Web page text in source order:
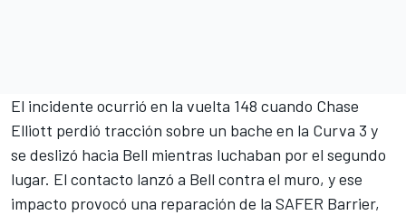
El incidente ocurrió en la vuelta 148 cuando Chase
Elliott perdió tracción sobre un bache en la Curva 3 y
se deslizó hacia Bell mientras luchaban por el segundo
lugar. El contacto lanzó a Bell contra el muro, y ese
impacto provocó una reparación de la SAFER Barrier,